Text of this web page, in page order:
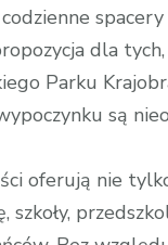
dla
Parku
są
oferują nie
szkoły,